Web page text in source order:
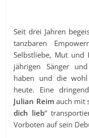
Seit drei Jahren
tanzbaren
Selbstliebe, Mut
jährigen Sänger
haben und die
heute. Eine
Julian Reimauch mit
dich lieb“
Vorboten auf sein